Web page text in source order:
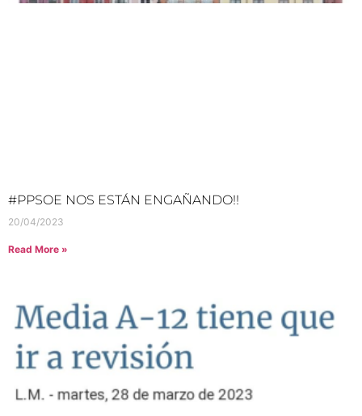
#PPSOE NOS ESTÁN ENGAÑANDO!!
20/04/2023
Read More »